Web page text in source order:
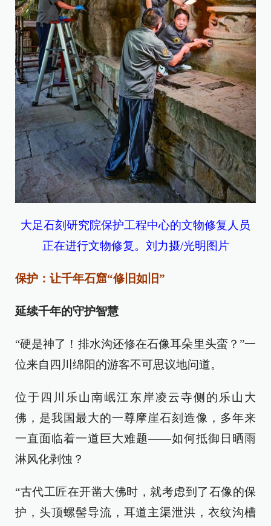
大足石刻研究院保护工程中心的文物修复人员
正在进行文物修复。刘力摄/光明图片
保护：让千年石窟“修旧如旧”
延续千年的守护智慧
“硬是神了！排水沟还修在石像耳朵里头蛮？”一
位来自四川绵阳的游客不可思议地问道。
位于四川乐山南岷江东岸凌云寺侧的乐山大
佛，是我国最大的一尊摩崖石刻造像，多年来
一直面临着一道巨大难题——如何抵御日晒雨
淋风化剥蚀？
“古代工匠在开凿大佛时，就考虑到了石像的保
护，头顶螺髻导流，耳道主渠泄洪，衣纹沟槽